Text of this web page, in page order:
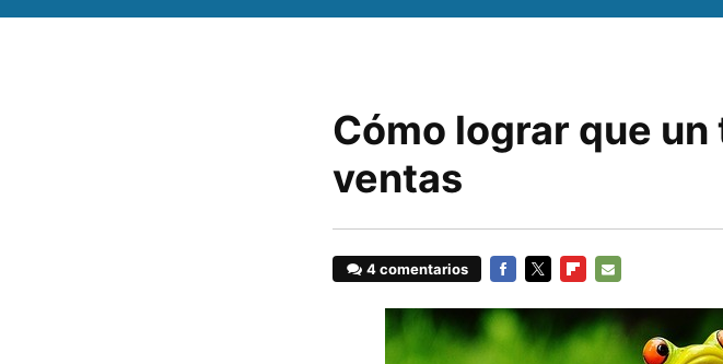
Cómo lograr que
ventas
4 comentarios
MAIL